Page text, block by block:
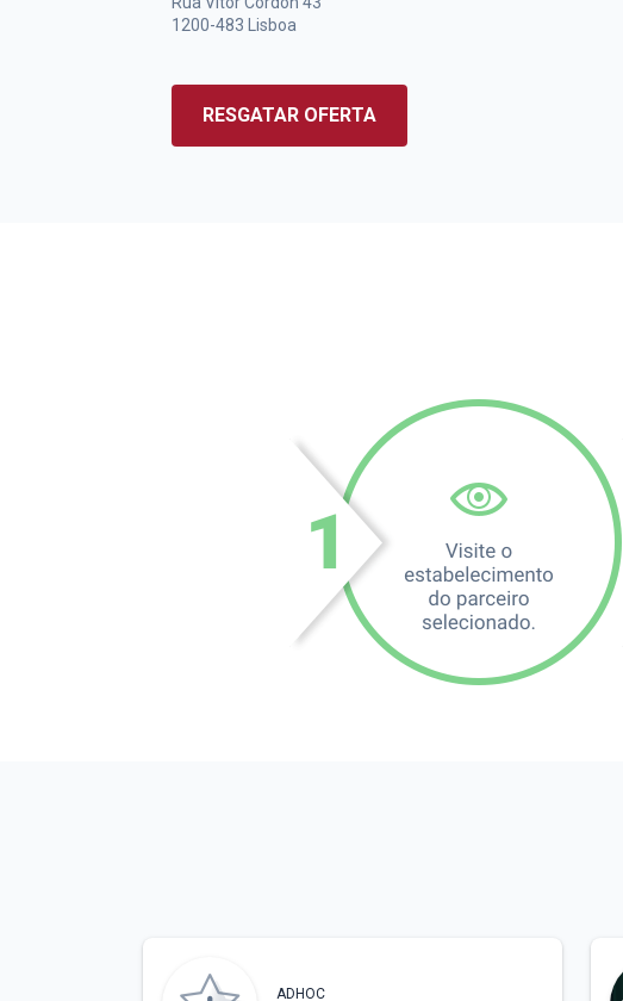
1200-483
Lisboa
RESGATAR OFERTA
ADHOC